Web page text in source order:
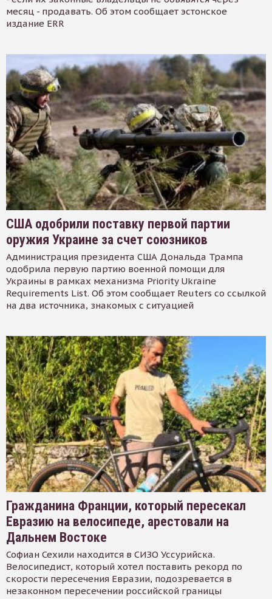
месяц - продавать. Об этом сообщает эстонское
издание ERR
США одобрили поставку первой партии
оружия Украине за счет союзников
Администрация президента США Дональда Трампа
одобрила первую партию военной помощи для
Украины в рамках механизма Priority Ukraine
Requirements List. Об этом сообщает Reuters со ссылкой
на два источника, знакомых с ситуацией
Гражданина Франции, который пересекал
Евразию на велосипеде, арестовали на
Дальнем Востоке
Софиан Сехили находится в СИЗО Уссурийска.
Велосипедист, который хотел поставить рекорд по
скорости пересечения Евразии, подозревается в
незаконном пересечении российской границы